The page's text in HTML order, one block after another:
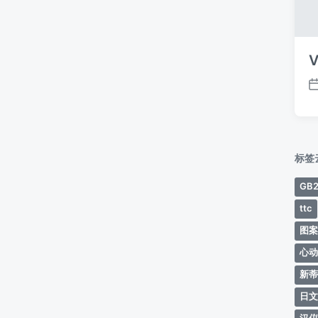
发
标签
ttc
图
心
新
日文